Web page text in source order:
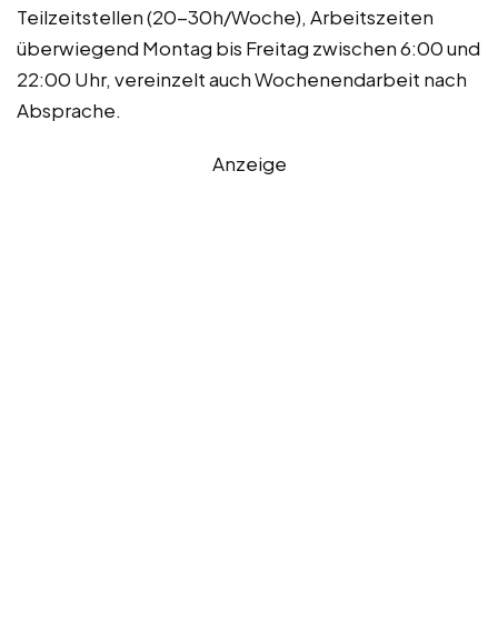
Teilzeitstellen (20-30h/Woche), Arbeitszeiten
überwiegend Montag bis Freitag zwischen 6:00 und
22:00 Uhr, vereinzelt auch Wochenendarbeit nach
Absprache.
Anzeige